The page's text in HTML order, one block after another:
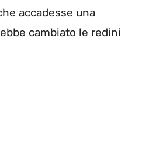
accadesse una
cambiato le redini